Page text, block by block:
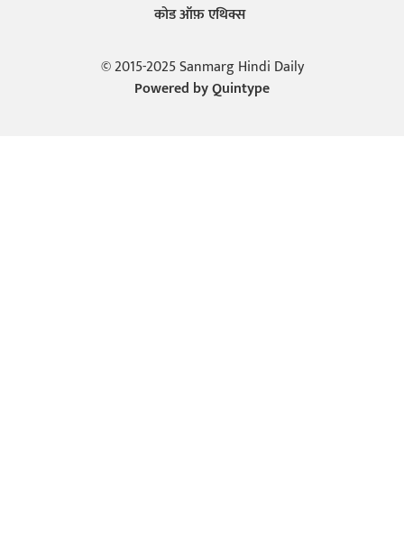
कोड ऑफ़ एथिक्स
© 2015-2025 Sanmarg Hindi Daily
Powered byQuintype